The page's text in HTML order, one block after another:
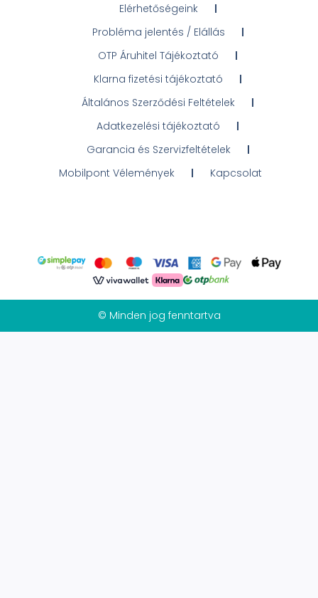
Elérhetőségeink
Probléma jelentés / Elállás
OTP Áruhitel Tájékoztató
Klarna fizetési tájékoztató
Általános Szerződési Feltételek
Adatkezelési tájékoztató
Garancia és Szervizfeltételek
Mobilpont Vélemények
Kapcsolat
© Minden jog fenntartva